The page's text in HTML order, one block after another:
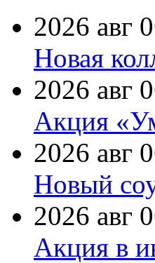
2026 авг
Новая
2026 авг
Акция
2026 авг
Новый
2026 авг
Акция в